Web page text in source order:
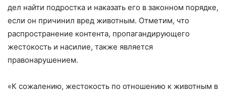
дел найти подростка и наказать его в законном порядке,
если он причинил вред животным. Отметим, что
распространение контента, пропагандирующего
жестокость и насилие, также является
правонарушением.
«К сожалению, жестокость по отношению к животным в